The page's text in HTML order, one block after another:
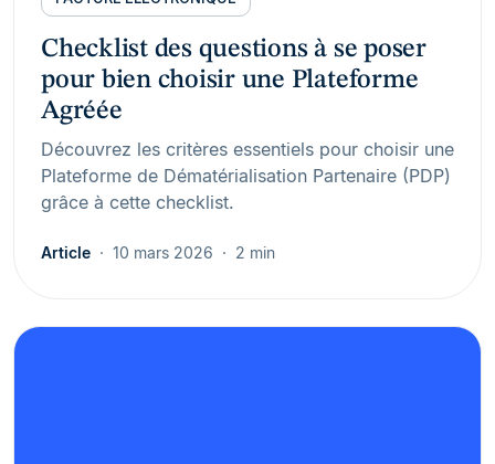
Checklist des questions à se poser
pour bien choisir une Plateforme
Agréée
Découvrez les critères essentiels pour choisir une
Plateforme de Dématérialisation Partenaire (PDP)
grâce à cette checklist.
Article 10 mars 2026 2 min